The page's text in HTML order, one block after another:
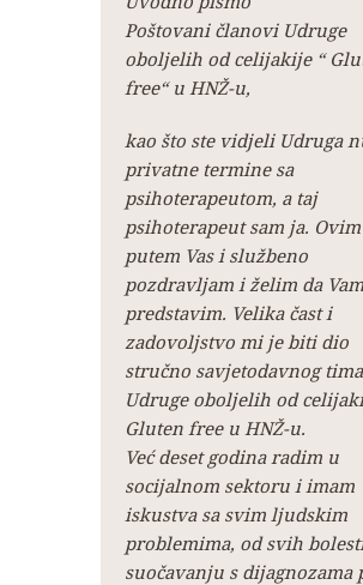
Poštovani članovi Udruge
oboljelih od celijakije “
free“ u HNŽ-u,
kao što ste vidjeli Udruga
privatne termine sa
psihoterapeutom, a taj
psihoterapeut sam ja. Ovim
putem Vas i službeno
pozdravljam i želim da
predstavim. Velika čast i
zadovoljstvo mi je biti dio
stručno savjetodavnog tima
Udruge oboljelih od
Gluten free u HNŽ-u.
Već deset godina radim u
socijalnom sektoru i imam
iskustva sa svim ljudskim
problemima, od svih
suočavanju s dijagnozama